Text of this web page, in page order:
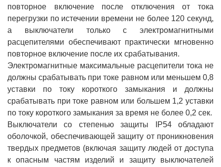
повторное включение после отключения от тока
перегрузки по истечении времени не более 120 секунд,
а выключатели только с электромагнитными
расцепителями обеспечивают практически мгновенно
повторное включение после их срабатывания.
Электромагнитные максимальные расцепители тока не
должны срабатывать при токе равном или меньшем 0,8
уставки по току короткого замыкания и должны
срабатывать при токе равном или большем 1,2 уставки
по току короткого замыкания за время не более 0,2 сек.
Выключатели со степенью защиты IP54 обладают
оболочкой, обеспечивающей защиту от проникновения
твердых предметов (включая защиту людей от доступа
к опасным частям изделий и защиту выключателей